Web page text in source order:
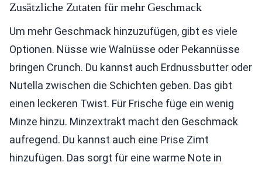
Zusätzliche Zutaten für mehr Geschmack
Um mehr Geschmack hinzuzufügen, gibt es viele
Optionen. Nüsse wie Walnüsse oder Pekannüsse
bringen Crunch. Du kannst auch Erdnussbutter oder
Nutella zwischen die Schichten geben. Das gibt
einen leckeren Twist. Für Frische füge ein wenig
Minze hinzu. Minzextrakt macht den Geschmack
aufregend. Du kannst auch eine Prise Zimt
hinzufügen. Das sorgt für eine warme Note in